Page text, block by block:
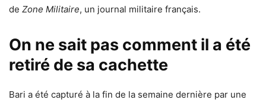
de Zone Militaire, un journal militaire français.
On ne sait pas comment il a été
retiré de sa cachette
Bari a été capturé à la fin de la semaine dernière par une